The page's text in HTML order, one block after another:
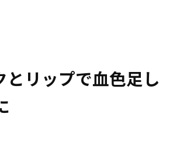
とリップで血色足し